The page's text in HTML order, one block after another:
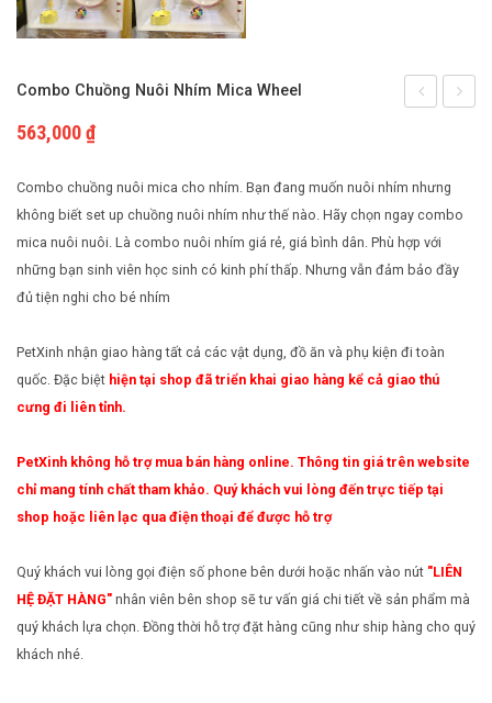
Cách nuôi động vật bò sát
Phụ kiện cho chim
Cách nuôi chim cảnh
Lý
Trường
Thành
Mica
Nhà
Combo Chuồng Nuôi Nhím Mica Wheel
563,000₫
Combo chuồng nuôi mica cho nhím. Bạn đang muốn nuôi nhím nhưng
không biết set up chuồng nuôi nhím như thế nào. Hãy chọn ngay combo
mica nuôi nuôi. Là combo nuôi nhím giá rẻ, giá bình dân. Phù hợp với
những bạn sinh viên học sinh có kinh phí thấp. Nhưng vẫn đảm bảo đầy
đủ tiện nghi cho bé nhím
PetXinh nhận giao hàng tất cả các vật dụng, đồ ăn và phụ kiện đi toàn
quốc. Đặc biệt hiện tại shop đã triển khai giao hàng kể cả giao thú
cưng đi liên tỉnh.
PetXinh không hỗ trợ mua bán hàng online. Thông tin giá trên website
chỉ mang tính chất tham khảo. Quý khách vui lòng đến trực tiếp tại
shop hoặc liên lạc qua điện thoại để được hỗ trợ
Quý khách vui lòng gọi điện số phone bên dưới hoặc nhấn vào nút "LIÊN
HỆ ĐẶT HÀNG" nhân viên bên shop sẽ tư vấn giá chi tiết về sản phẩm mà
quý khách lựa chọn. Đồng thời hỗ trợ đặt hàng cũng như ship hàng cho quý
khách nhé.